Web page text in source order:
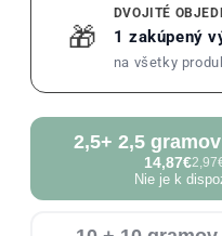
🎁
DVOJITÉ
1 zakúpený
na všetky
2,5+ 2,5
14,87€
Nie je k